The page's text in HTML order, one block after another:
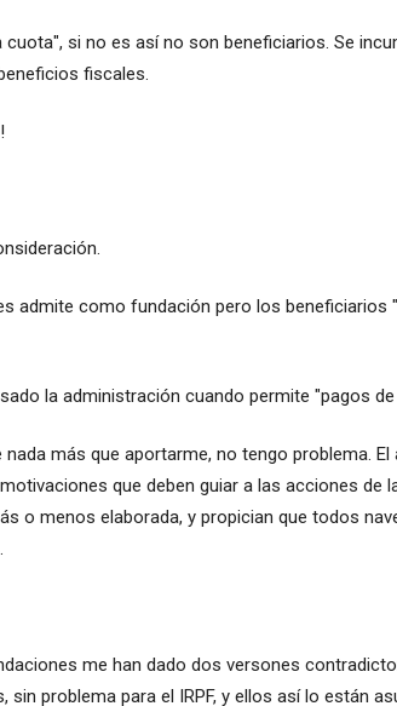
cuota", si no es así no son beneficiarios. Se
fiscales.
admite como fundación pero los beneficiarios
la administración cuando permite "pagos
nada más que aportarme, no tengo problema.
que deben guiar a las acciones de
o menos elaborada, y propician que todos
me han dado dos versones
sin problema para el IRPF, y ellos así lo están